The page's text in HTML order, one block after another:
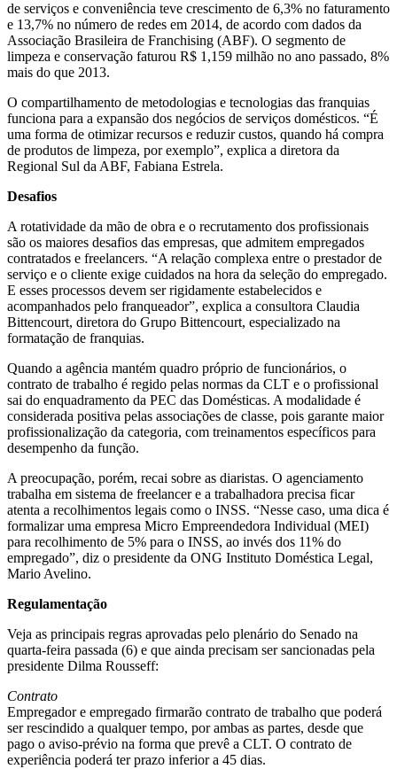
de serviços e conveniência teve crescimento de 6,3% no faturamento
e 13,7% no número de redes em 2014, de acordo com dados da
Associação Brasileira de Franchising (ABF). O segmento de
limpeza e conservação faturou R$ 1,159 milhão no ano passado, 8%
mais do que 2013.
O compartilhamento de metodologias e tecnologias das franquias
funciona para a expansão dos negócios de serviços domésticos. “É
uma forma de otimizar recursos e reduzir custos, quando há compra
de produtos de limpeza, por exemplo”, explica a diretora da
Regional Sul da ABF, Fabiana Estrela.
Desafios
A rotatividade da mão de obra e o recrutamento dos profissionais
são os maiores desafios das empresas, que admitem empregados
contratados e freelancers. “A relação complexa entre o prestador de
serviço e o cliente exige cuidados na hora da seleção do empregado.
E esses processos devem ser rigidamente estabelecidos e
acompanhados pelo franqueador”, explica a consultora Claudia
Bittencourt, diretora do Grupo Bittencourt, especializado na
formatação de franquias.
Quando a agência mantém quadro próprio de funcionários, o
contrato de trabalho é regido pelas normas da CLT e o profissional
sai do enquadramento da PEC das Domésticas. A modalidade é
considerada positiva pelas associações de classe, pois garante maior
profissionalização da categoria, com treinamentos específicos para
desempenho da função.
A preocupação, porém, recai sobre as diaristas. O agenciamento
trabalha em sistema de freelancer e a trabalhadora precisa ficar
atenta a recolhimentos legais como o INSS. “Nesse caso, uma dica é
formalizar uma empresa Micro Empreendedora Individual (MEI)
para recolhimento de 5% para o INSS, ao invés dos 11% do
empregado”, diz o presidente da ONG Instituto Doméstica Legal,
Mario Avelino.
Regulamentação
Veja as principais regras aprovadas pelo plenário do Senado na
quarta-feira passada (6) e que ainda precisam ser sancionadas pela
presidente Dilma Rousseff:
Contrato
Empregador e empregado firmarão contrato de trabalho que poderá
ser rescindido a qualquer tempo, por ambas as partes, desde que
pago o aviso-prévio na forma que prevê a CLT. O contrato de
experiência poderá ter prazo inferior a 45 dias.